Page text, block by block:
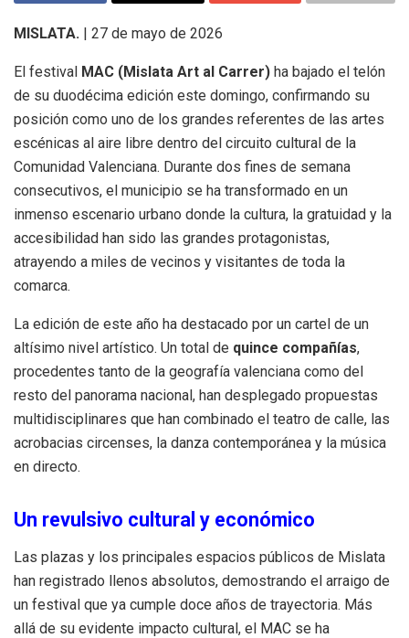
MISLATA. | 27 de mayo de 2026
El festival MAC (Mislata Art al Carrer) ha bajado el telón
de su duodécima edición este domingo, confirmando su
posición como uno de los grandes referentes de las artes
escénicas al aire libre dentro del circuito cultural de la
Comunidad Valenciana. Durante dos fines de semana
consecutivos, el municipio se ha transformado en un
inmenso escenario urbano donde la cultura, la gratuidad y la
accesibilidad han sido las grandes protagonistas,
atrayendo a miles de vecinos y visitantes de toda la
comarca.
La edición de este año ha destacado por un cartel de un
altísimo nivel artístico. Un total de quince compañías,
procedentes tanto de la geografía valenciana como del
resto del panorama nacional, han desplegado propuestas
multidisciplinares que han combinado el teatro de calle, las
acrobacias circenses, la danza contemporánea y la música
en directo.
Un revulsivo cultural y económico
Las plazas y los principales espacios públicos de Mislata
han registrado llenos absolutos, demostrando el arraigo de
un festival que ya cumple doce años de trayectoria. Más
allá de su evidente impacto cultural, el MAC se ha